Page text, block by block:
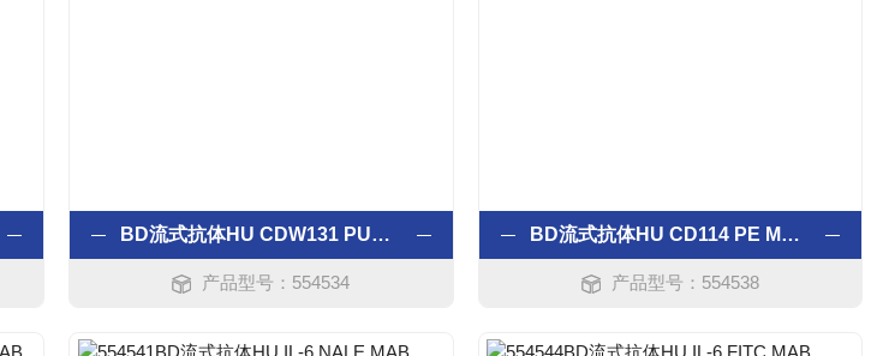
BD流式抗体HU CDW131 PURE MAB 0.5MG 3D7
产品型号：554534
BD流式抗体HU CD114 PE MAB 0.2MG LMM741
产品型号：554538